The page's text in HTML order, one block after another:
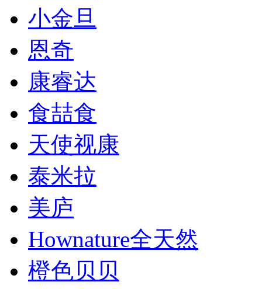
小金旦
恩奇
康睿达
食喆食
天使视康
泰米拉
美庐
Hownature全天然
橙色贝贝